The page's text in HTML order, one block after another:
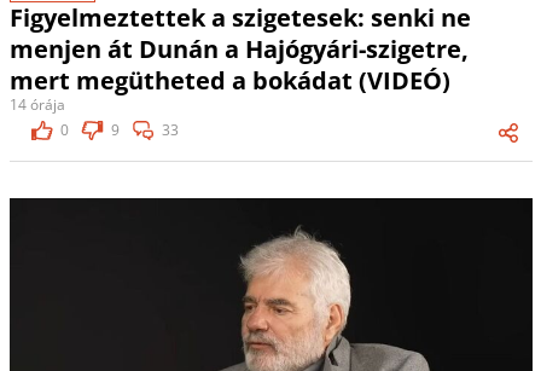
Figyelmeztettek a szigetesek: senki ne
menjen át Dunán a Hajógyári-szigetre,
mert megütheted a bokádat (VIDEÓ)
14 órája
0
9 33